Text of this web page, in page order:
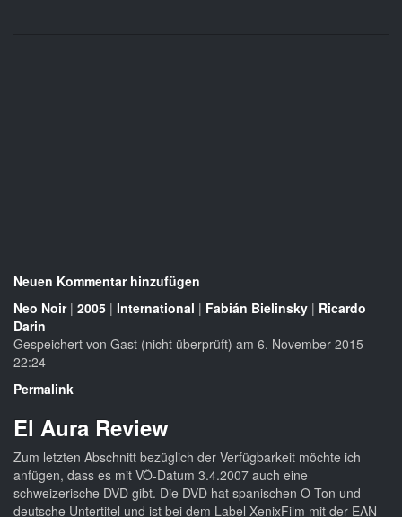
Neuen Kommentar hinzufügen
Neo Noir| 2005 | International | Fabián Bielinsky | Ricardo
Darin
Gespeichert von Gast (nicht überprüft) am 6. November 2015 -
22:24
Permalink
El Aura Review
Zum letzten Abschnitt bezüglich der Verfügbarkeit möchte ich
anfügen, dass es mit VÖ-Datum 3.4.2007 auch eine
schweizerische DVD gibt. Die DVD hat spanischen O-Ton und
deutsche Untertitel und ist bei dem Label XenixFilm mit der EAN